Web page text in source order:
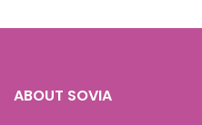
ABOUT SOVIA